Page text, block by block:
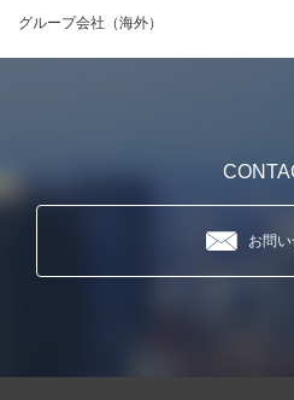
グループ会社（海外）
お問